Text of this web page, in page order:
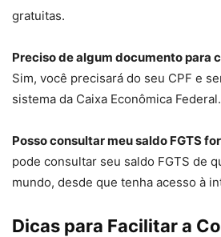
gratuitas.
Preciso de algum documento para
Sim, você precisará do seu CPF e
sistema da Caixa Econômica Federal.
Posso consultar meu saldo FGTS
pode consultar seu saldo FGTS de
mundo, desde que tenha acesso à
Dicas para Facilitar a